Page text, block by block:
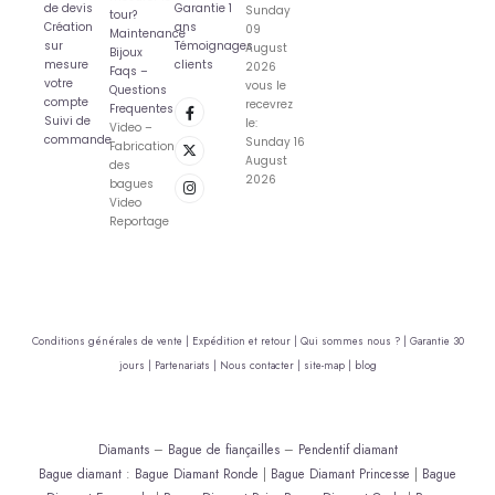
de devis
Création
sur
mesure
votre
compte
Suivi de
commande
tour?
Maintenance
Bijoux
Faqs –
Questions
Frequentes
Video –
Fabrication
des
bagues
Video
Reportage
Garantie 1
ans
Témoignages
clients
Sunday
09
August
2026
vous le
recevrez
le:
Sunday 16
August
2026
Conditions générales de vente | Expédition et retour | Qui sommes nous ? | Garantie 30
jours |
Partenariats | Nous contacter | site-map | blog
Diamants– Bague de fiançailles– Pendentif diamant
Bague diamant : Bague Diamant Ronde | Bague Diamant Princesse | Bague